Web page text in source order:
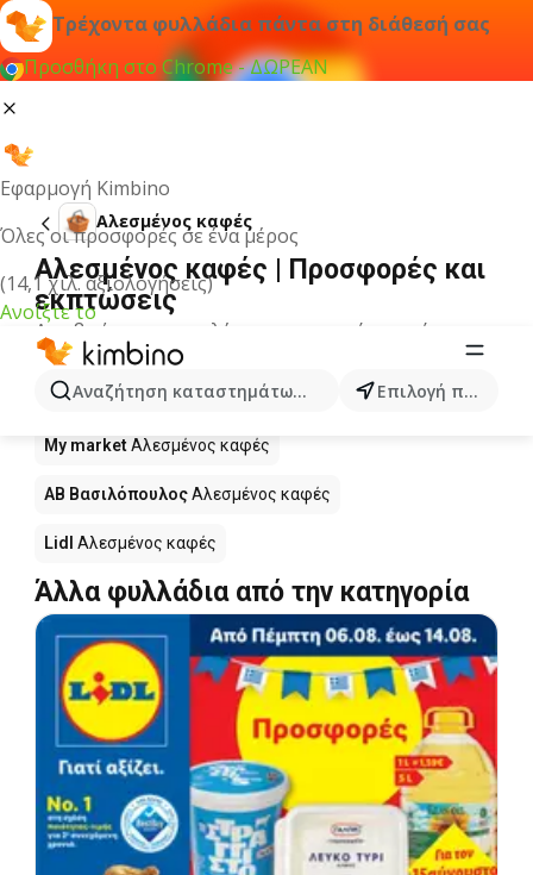
Τρέχοντα φυλλάδια πάντα στη διάθεσή σας
Προσθήκη στο Chrome - ΔΩΡΕΑΝ
Εφαρμογή Kimbino
Όλες οι προσφορές σε ένα μέρος
(14,1 χιλ. αξιολογήσεις)
Ανοίξτε το
Αναζήτηση καταστημάτων, κατηγοριών, προϊόντων...
Επιλογή πόλης
Αλεσμένος καφές
Αλεσμένος καφές | Προσφορές και
εκπτώσεις
Δεν βρήκαμε αποτελέσματα για αυτόν τον όρο.
Αλεσμένος καφές σε προσφορά -
Πού να αγοράσετε;
My marketΑλεσμένος καφές
ΑΒ ΒασιλόπουλοςΑλεσμένος καφές
Lidl Αλεσμένος καφές
Άλλα φυλλάδια από την κατηγορία